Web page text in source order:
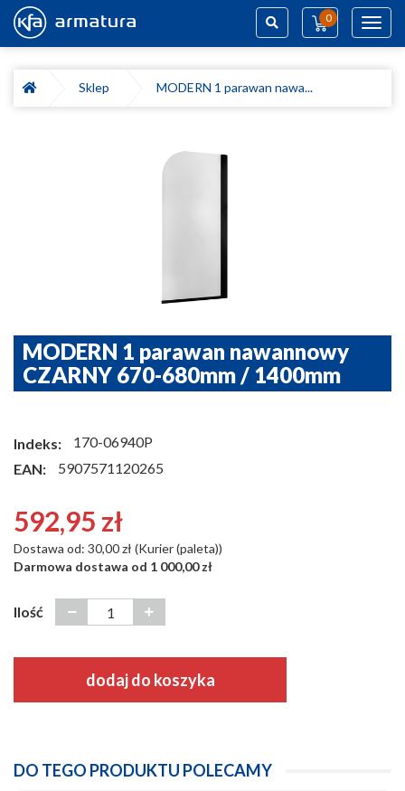
0
Sklep
MODERN 1 parawan nawa...
MODERN 1 parawan nawannowy
CZARNY 670-680mm / 1400mm
Indeks:
170-06940P
EAN:
5907571120265
592,95 zł
Dostawa od: 30,00 zł (Kurier (paleta))
Darmowa dostawa od 1 000,00 zł
Ilość
dodaj do koszyka
DO TEGO PRODUKTU POLECAMY